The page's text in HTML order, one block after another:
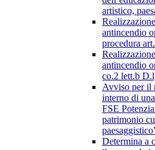
artistico,
antincendio
procedura
antincendio
co.2 lett.b
Avviso per il
interno di
FSE
patrimonio
Determina a